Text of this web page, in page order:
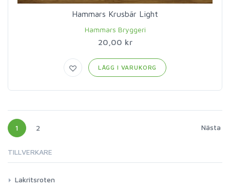
Hammars Krusbär Light
Hammars Bryggeri
20,00 kr
LÄGG I VARUKORG
1 2 Nästa
TILLVERKARE
Lakritsroten